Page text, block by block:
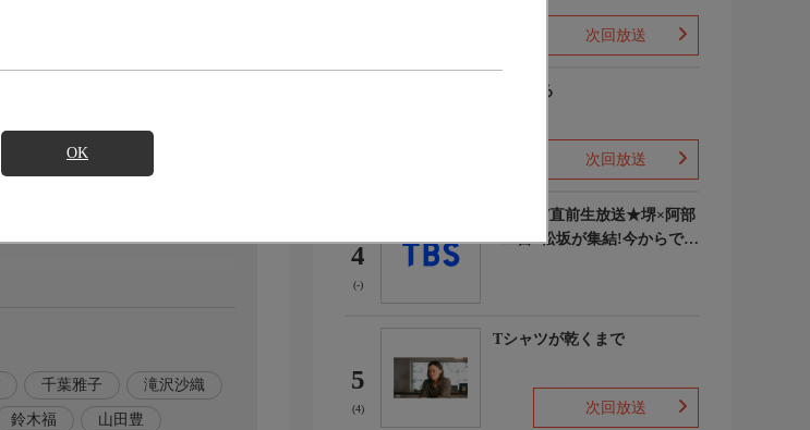
OK
千葉雅子 滝沢沙織
鈴木福 山田豊
次回放送
風、薫る
次回放送
4
(-)
VIVANT直前生放送★堺×阿部
×二宮×松坂が集結!今からでも
5
(4)
Tシャツが乾くまで
次回放送